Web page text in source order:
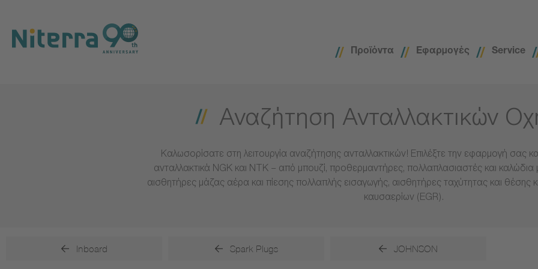
main
navigation
main
content
footer
Προϊόντα Εφαρμογές Service
Αναζήτηση Ανταλλακτικών
Καλωσορίσατε στη λειτουργία αναζήτησης ανταλλακτικών! Επιλέξτε την εφαρμογή σας
ανταλλακτικά NGK και NTK – από μπουζί, προθερμαντήρες, πολλαπλασιαστές και καλώδια
αισθητήρες μάζας αέρα και πίεσης πολλαπλής εισαγωγής, αισθητήρες ταχύτητας και θέσης
καυσαερίων (EGR).
Inboard Spark Plugs JOHNSON